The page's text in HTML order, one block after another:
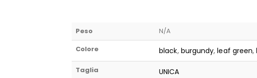
Peso
N/A
Colore
black, burgundy,leaf green,
Taglia UNICA